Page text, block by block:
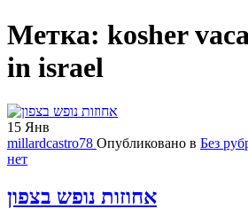
Метка: kosher
in israel
15 Янв
millardcastro78 Опубликовано в Без
нет
אחוזות נופש בצפון